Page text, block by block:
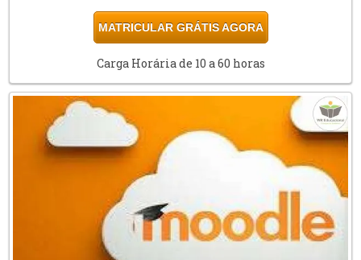
MATRICULAR GRÁTIS AGORA
Carga Horária de 10 a 60 horas